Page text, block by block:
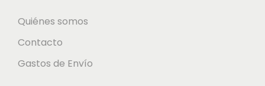
Quiénes somos
Contacto
Gastos de Envío